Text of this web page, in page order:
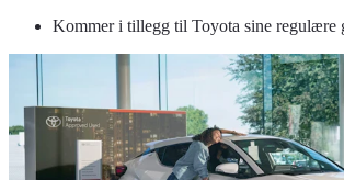
Kommer i tillegg til Toyota sine regulære